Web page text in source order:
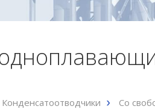
Конденсатоотводчики Со